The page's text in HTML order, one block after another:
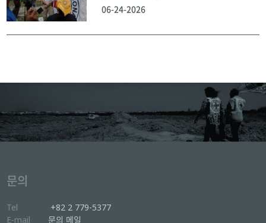
06-24-2026
문의
Tel
+82 2 779-5377
E-mail
문의 메일